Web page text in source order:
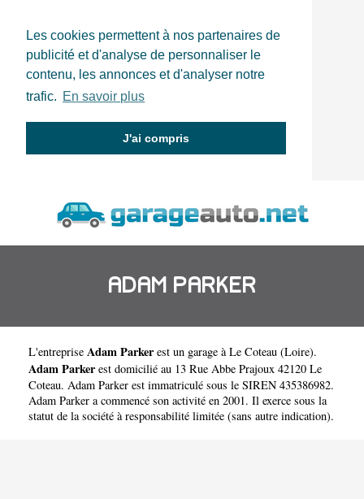
Les cookies permettent à nos partenaires de
publicité et d'analyse de personnaliser le
contenu, les annonces et d'analyser notre
trafic. En savoir plus
J'ai compris
ADAM PARKER
L'entreprise Adam Parkerest un garage à Le Coteau (Loire).
Adam Parkerest domicilié au 13 Rue Abbe Prajoux 42120 Le
Coteau. Adam Parker est immatriculé sous le SIREN 435386982.
Adam Parker a commencé son activité en 2001. Il exerce sous la
statut de la société à responsabilité limitée (sans autre indication).